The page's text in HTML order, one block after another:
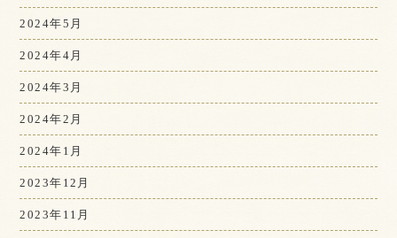
2024年5月
2024年4月
2024年3月
2024年2月
2024年1月
2023年12月
2023年11月